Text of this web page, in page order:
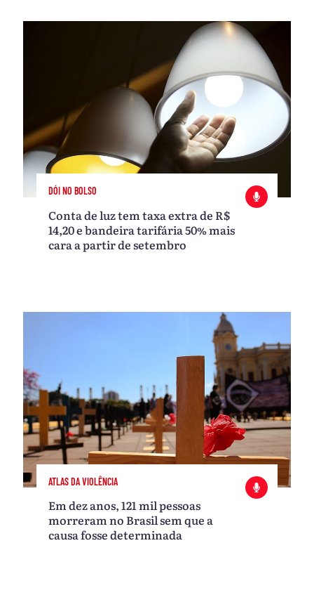
DÓI NO BOLSO
Conta de luz tem taxa extra de R$
14,20 e bandeira tarifária 50% mais
cara a partir de setembro
ATLAS DA VIOLÊNCIA
Em dez anos, 121 mil pessoas
morreram no Brasil sem que a
causa fosse determinada